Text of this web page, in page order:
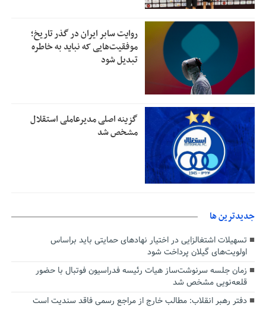
روایت سابر ایران در گذر تاریخ؛
موفقیت‌هایی که نباید به خاطره
تبدیل شود
گزینه اصلی مدیرعاملی استقلال
مشخص شد
جديدترين ها
تسهیلات اشتغالزایی در اختیار نهادهای حمایتی باید براساس
اولویت‌های گیلان پرداخت شود
زمان جلسه سرنوشت‌ساز هیات رئیسه فدراسیون فوتبال با حضور
قلعه‌نویی مشخص شد
دفتر رهبر انقلاب: مطالب خارج از مراجع رسمی فاقد سندیت است